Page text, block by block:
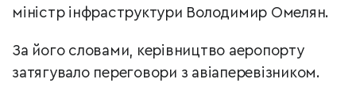
міністр інфраструктури Володимир Омелян.
За його словами, керівництво аеропорту
затягувало переговори з авіаперевізником.